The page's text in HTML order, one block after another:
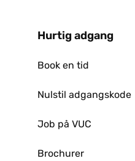
Hurtig adgang
Book en tid
Nulstil adgangskode
Job på VUC
Brochurer